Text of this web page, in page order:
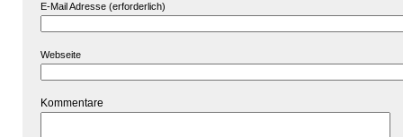
E-Mail Adresse (erforderlich)
Webseite
Kommentare